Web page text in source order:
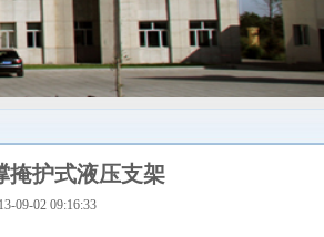
掩护式液压支架
09-02 09:16:33